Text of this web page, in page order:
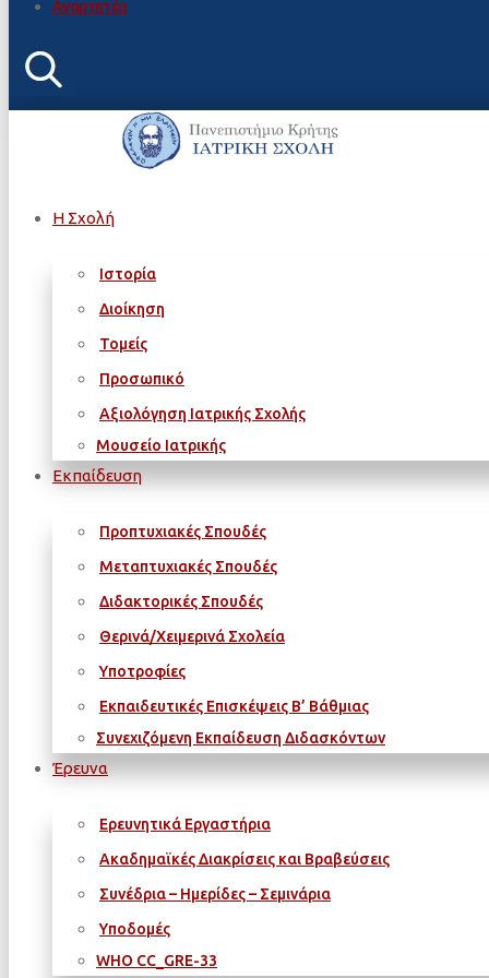
Αναρτητέα
Η Σχολή
Ιστορία
Διοίκηση
Τομείς
Προσωπικό
Αξιολόγηση Ιατρικής Σχολής
Μουσείο Ιατρικής
Εκπαίδευση
Προπτυχιακές Σπουδές
Μεταπτυχιακές Σπουδές
Διδακτορικές Σπουδές
Θερινά/Χειμερινά Σχολεία
Υποτροφίες
Εκπαιδευτικές Επισκέψεις Β’ Βάθμιας
Συνεχιζόμενη Εκπαίδευση Διδασκόντων
Έρευνα
Ερευνητικά Εργαστήρια
Ακαδημαϊκές Διακρίσεις και Βραβεύσεις
Συνέδρια – Ημερίδες – Σεμινάρια
Υποδομές
WΗΟ CC_GRE-33